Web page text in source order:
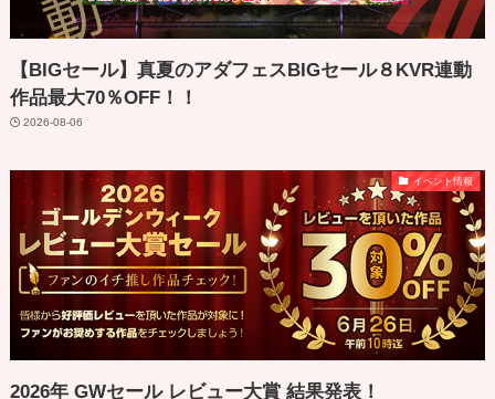
【BIGセール】真夏のアダフェスBIGセール８KVR連動
作品最大70％OFF！！
2026-08-06
イベント情報
2026年 GWセール レビュー大賞 結果発表！